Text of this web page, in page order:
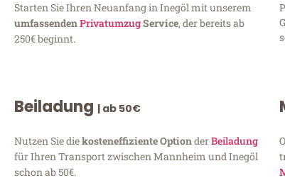
Starten Sie Ihren Neuanfang in Inegöl mit unserem
umfassendenPrivatumzugService, der bereits ab
250€ beginnt.
Beiladung | ab 50€
Nutzen Sie diekosteneffiziente OptionderBeiladung
für Ihren Transport zwischen Mannheim und Inegöl
schon ab 50€.